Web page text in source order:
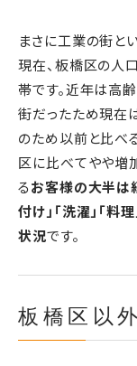
まさに工業の街と
現在、板橋区の人口
帯です。近年は高
街だったため現在
のため以前と比べ
区に比べてやや増
るお客様の大半は
付け」「洗濯」「
状況です。
板橋区以